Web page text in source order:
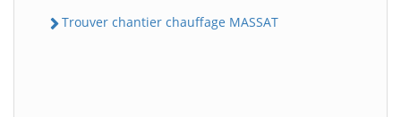
Trouver chantier chauffage MASSAT